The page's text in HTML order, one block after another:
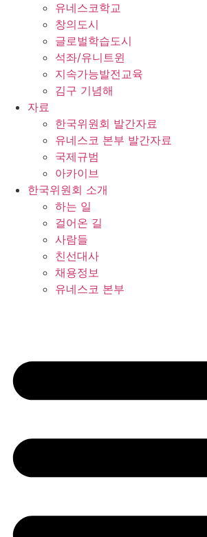
유네스코학교
창의도시
글로벌학습도시
석좌/유니트윈
지속가능발전교육
김구 기념해
자료
한국위원회 발간자료
유네스코 본부 발간자료
국제규범
아카이브
한국위원회 소개
하는 일
걸어온 길
사람들
친선대사
채용정보
유네스코 본부